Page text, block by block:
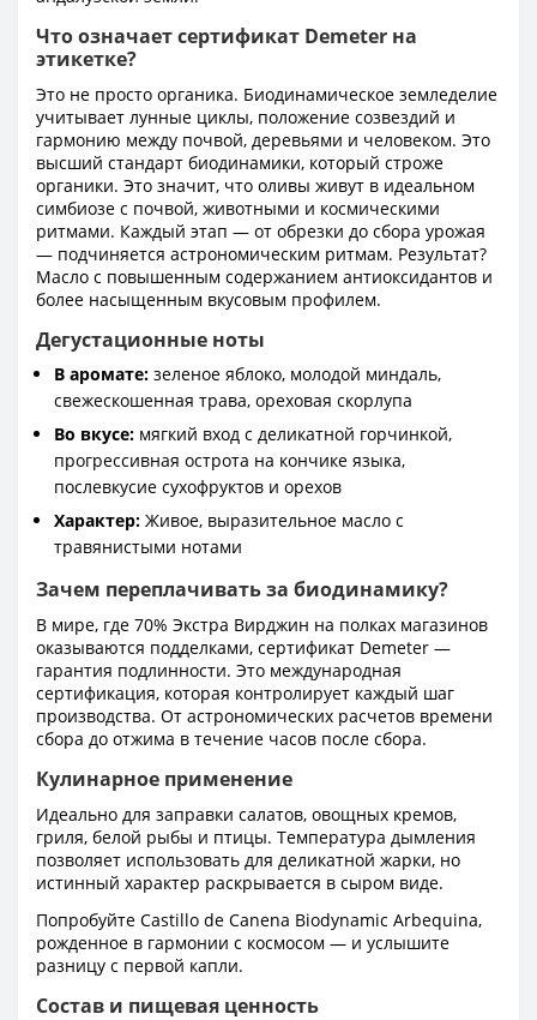
Что означает сертификат Demeter на
этикетке?
Это не просто органика. Биодинамическое земледелие
учитывает лунные циклы, положение созвездий и
гармонию между почвой, деревьями и человеком. Это
высший стандарт биодинамики, который строже
органики. Это значит, что оливы живут в идеальном
симбиозе с почвой, животными и космическими
ритмами. Каждый этап — от обрезки до сбора урожая
— подчиняется астрономическим ритмам. Результат?
Масло с повышенным содержанием антиоксидантов и
более насыщенным вкусовым профилем.
Дегустационные ноты
В аромате: зеленое яблоко, молодой миндаль,
свежескошенная трава, ореховая скорлупа
Во вкусе: мягкий вход с деликатной горчинкой,
прогрессивная острота на кончике языка,
послевкусие сухофруктов и орехов
Характер: Живое, выразительное масло с
травянистыми нотами
Зачем переплачивать за биодинамику?
В мире, где 70% Экстра Вирджин на полках магазинов
оказываются подделками, сертификат Demeter —
гарантия подлинности. Это международная
сертификация, которая контролирует каждый шаг
производства. От астрономических расчетов времени
сбора до отжима в течение часов после сбора.
Кулинарное применение
Идеально для заправки салатов, овощных кремов,
гриля, белой рыбы и птицы. Температура дымления
позволяет использовать для деликатной жарки, но
истинный характер раскрывается в сыром виде.
Попробуйте Castillo de Canena Biodynamic Arbequina,
рожденное в гармонии с космосом — и услышите
разницу с первой капли.
Состав и пищевая ценность